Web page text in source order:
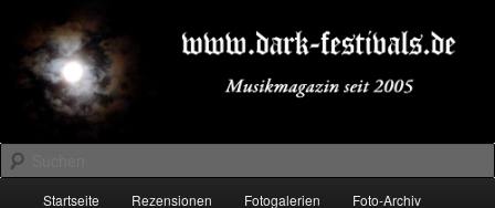
primären
Inhalt
springen
sekundären
Inhalt
springenDARK-FESTIVALS.DE
Suchen
Startseite Rezensionen Fotogalerien Foto-Archiv